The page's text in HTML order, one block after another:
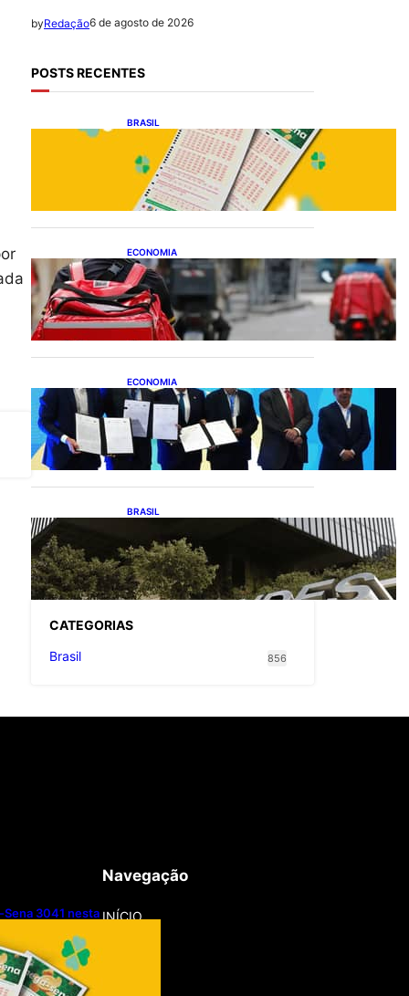
byRedação6 de agosto de 2026
POSTS RECENTES
BRASIL
Resultado da Mega-Sena
3041 nesta quinta-feira
(06/08/2026)
ECONOMIA
CAIXA e iFood facilitam
financiamento de motos e
bicicletas elétricas para
entregadores
ECONOMIA
ApexBrasil participa de
convênio para investimento
de R$ 2,63 milhões em
exportações de cachaça
BRASIL
Projetos de saneamento
podem beneficiar 18
milhões de brasileiros
CATEGORIAS
Brasil
856
Sena 3041 nesta
Navegação
INÍCIO